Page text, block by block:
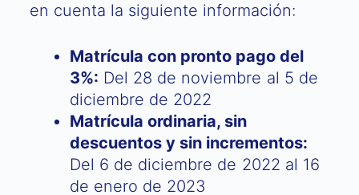
en cuenta la siguiente información:
Matrícula con pronto pago del
3%: Del 28 de noviembre al 5 de
diciembre de 2022
Matrícula ordinaria, sin
descuentos y sin incrementos:
Del 6 de diciembre de 2022 al 16
de enero de 2023